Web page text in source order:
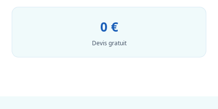
0 €
Devis gratuit